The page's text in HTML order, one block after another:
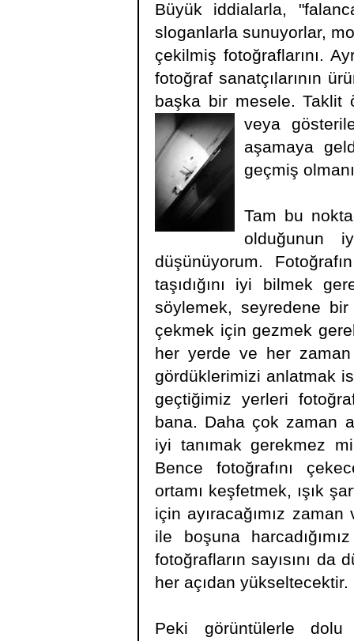
Büyük iddialarla,
sloganlarla sunuyorlar,
çekilmiş fotoğraflarını.
fotoğraf sanatçılarının
başka bir mesele. Taklit
veya
aşamaya
geçmiş
Tam bu
olduğunun
düşünüyorum.
taşıdığını iyi bilmek
söylemek, seyredene
çekmek için gezmek
her yerde ve her
gördüklerimizi anlatmak
geçtiğimiz yerleri
bana. Daha çok zaman
iyi tanımak gerekmez
Bence fotoğrafını
ortamı keşfetmek, ışık
için ayıracağımız
ile boşuna
fotoğrafların sayısını da
her açıdan yükseltecektir.
Peki görüntülerle